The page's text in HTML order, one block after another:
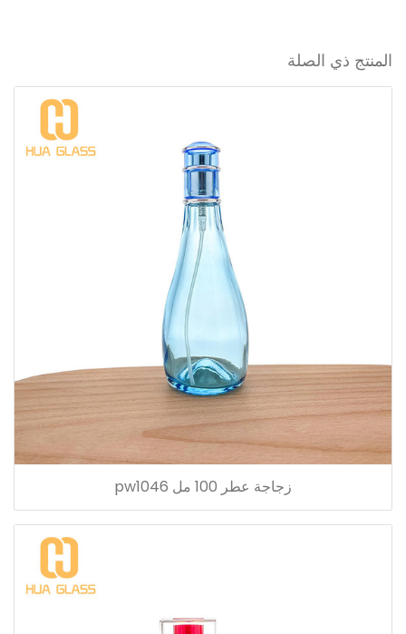
المنتج ذي الصلة
زجاجة عطر 100 مل pw1046